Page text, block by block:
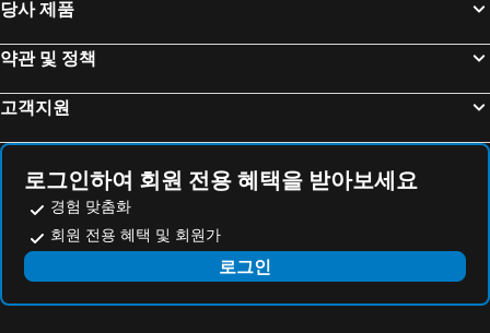
당사 제품
약관 및 정책
고객지원
로그인하여 회원 전용 혜택을 받아보세요
경험 맞춤화
회원 전용 혜택 및 회원가
로그인